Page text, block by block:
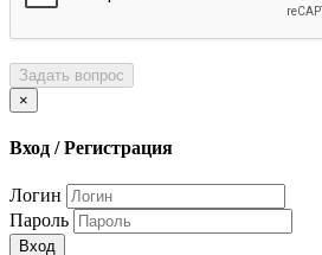
Задать вопрос
×
Вход / Регистрация
Логин
Пароль
Вход